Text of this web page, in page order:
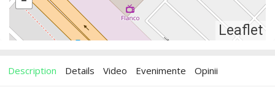
Leaflet
Description Details Video Evenimente Opinii